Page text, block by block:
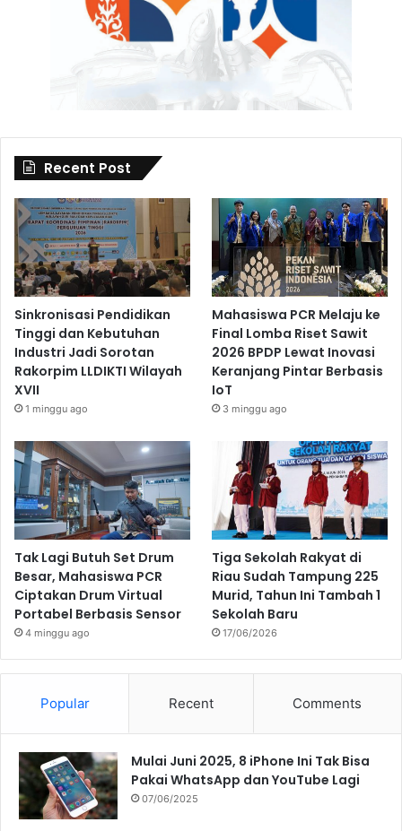
Recent Post
Sinkronisasi Pendidikan
Tinggi dan Kebutuhan
Industri Jadi Sorotan
Rakorpim LLDIKTI Wilayah
XVII
1 minggu ago
Mahasiswa PCR Melaju ke
Final Lomba Riset Sawit
2026 BPDP Lewat Inovasi
Keranjang Pintar Berbasis
IoT
3 minggu ago
Tak Lagi Butuh Set Drum
Besar, Mahasiswa PCR
Ciptakan Drum Virtual
Portabel Berbasis Sensor
4 minggu ago
Tiga Sekolah Rakyat di
Riau Sudah Tampung 225
Murid, Tahun Ini Tambah 1
Sekolah Baru
17/06/2026
Popular Recent Comments
Mulai Juni 2025, 8 iPhone Ini Tak Bisa
Pakai WhatsApp dan YouTube Lagi
07/06/2025